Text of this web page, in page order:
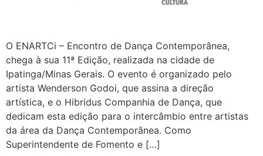
O ENARTCi – Encontro de Dança Contemporânea,
chega à sua 11ª Edição, realizada na cidade de
Ipatinga/Minas Gerais. O evento é organizado pelo
artista Wenderson Godoi, que assina a direção
artística, e o Hibridus Companhia de Dança, que
dedicam esta edição para o intercâmbio entre artistas
da área da Dança Contemporânea. Como
Superintendente de Fomento e […]